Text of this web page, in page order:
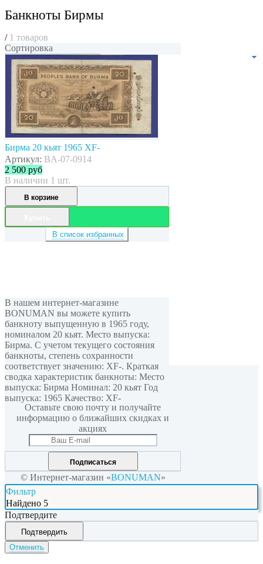
Банкноты Бирмы
/ 1 товаров
Сортировка
Бирма 20 кьят 1965 XF-
Артикул: BA-07-0914
2 500 руб
В наличии 1 шт.
В корзине
В список избранных
В нашем интернет-магазине
BONUMAN вы можете купить
банкноту выпущенную в 1965 году,
номиналом 20 кьят. Место выпуска:
Бирма. С учетом текущего состояния
банкноты, степень сохранности
соответствует значению: XF-. Краткая
сводка характеристик банкноты: Место
выпуска: Бирма Номинал: 20 кьят Год
выпуска: 1965 Качество: XF-
Мы в соцсетях
Оставьте свою почту и получайте
информацию о ближайших скидках и
акциях
Подписаться
© Интернет-магазин «BONUMAN»
Фильтр
Найдено 5
Подтвердите
Подтвердить
Отменить